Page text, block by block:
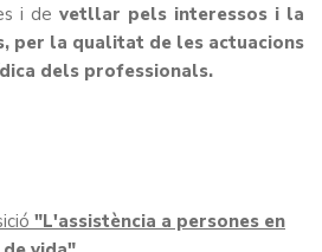
i de vetllar pels interessos i la
per la qualitat de les actuacions
dels professionals.
"L'assistència a persones en